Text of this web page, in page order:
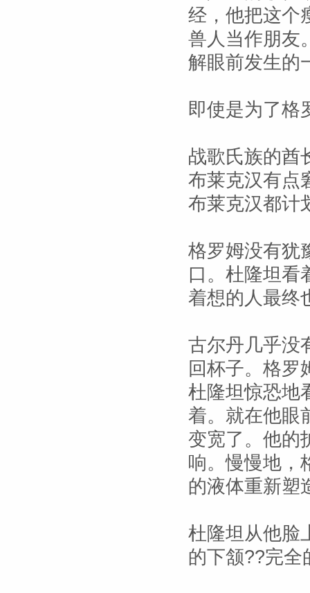
经，他把这个
兽人当作朋友
解眼前发生的
即使是为了格
战歌氏族的酋
布莱克汉有点
布莱克汉都计
格罗姆没有犹
口。杜隆坦看
着想的人最终
古尔丹几乎没
回杯子。格罗
杜隆坦惊恐地
着。就在他眼
变宽了。他的
响。慢慢地，
的液体重新塑
杜隆坦从他脸
的下颔??完全